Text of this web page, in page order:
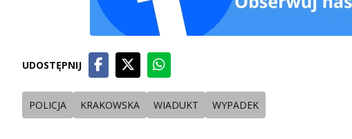
UDOSTĘPNIJ
POLICJA KRAKOWSKA WIADUKT WYPADEK